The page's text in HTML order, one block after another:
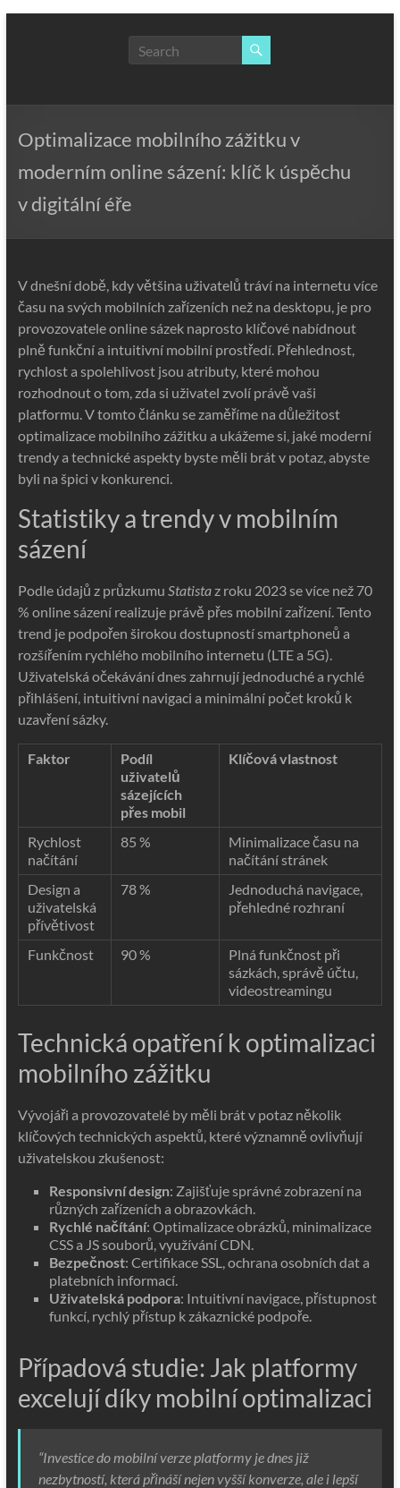
Line
Techniques
to
immediate
Optimalizace mobilního zážitku v
moderním online sázení: klíč k úspěchu
v digitální éře
V dnešní době, kdy většina uživatelů tráví na internetu více
času na svých mobilních zařízeních než na desktopu, je pro
provozovatele online sázek naprosto klíčové nabídnout
plně funkční a intuitivní mobilní prostředí. Přehlednost,
rychlost a spolehlivost jsou atributy, které mohou
rozhodnout o tom, zda si uživatel zvolí právě vaši
platformu. V tomto článku se zaměříme na důležitost
optimalizace mobilního zážitku a ukážeme si, jaké moderní
trendy a technické aspekty byste měli brát v potaz, abyste
byli na špici v konkurenci.
Statistiky a trendy v mobilním
sázení
Podle údajů z průzkumu Statistaz roku 2023 se více než 70
% online sázení realizuje právě přes mobilní zařízení. Tento
trend je podpořen širokou dostupností smartphoneů a
rozšířením rychlého mobilního internetu (LTE a 5G).
Uživatelská očekávání dnes zahrnují jednoduché a rychlé
přihlášení, intuitivní navigaci a minimální počet kroků k
uzavření sázky.
Faktor
Podíl
uživatelů
sázejících
přes mobil
Klíčová vlastnost
Rychlost
načítání
85 %
Minimalizace času na
načítání stránek
Design a
uživatelská
přívětivost
78 %
Jednoduchá navigace,
přehledné rozhraní
Funkčnost 90 %
Plná funkčnost při
sázkách, správě účtu,
videostreamingu
Technická opatření k optimalizaci
mobilního zážitku
Vývojáři a provozovatelé by měli brát v potaz několik
klíčových technických aspektů, které významně ovlivňují
uživatelskou zkušenost:
Responsivní design: Zajišťuje správné zobrazení na
různých zařízeních a obrazovkách.
Rychlé načítání: Optimalizace obrázků, minimalizace
CSS a JS souborů, využívání CDN.
Bezpečnost: Certifikace SSL, ochrana osobních dat a
platebních informací.
Uživatelská podpora: Intuitivní navigace, přístupnost
funkcí, rychlý přístup k zákaznické podpoře.
Případová studie: Jak platformy
excelují díky mobilní optimalizaci
“Investice do mobilní verze platformy je dnes již
nezbytností, která přináší nejen vyšší konverze, ale i lepší